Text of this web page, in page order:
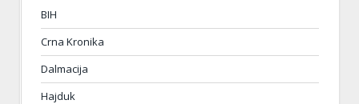
BIH
Crna Kronika
Dalmacija
Hajduk